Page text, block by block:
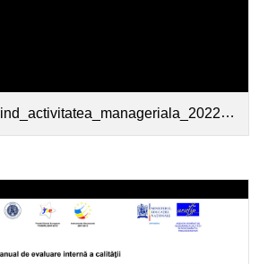
2023_MARIANA_HEBER.pdf